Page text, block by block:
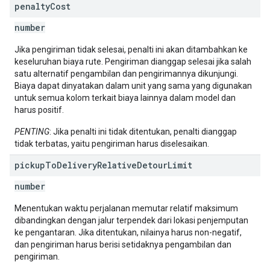
penaltyCost
number
Jika pengiriman tidak selesai, penalti ini akan ditambahkan ke
keseluruhan biaya rute. Pengiriman dianggap selesai jika salah
satu alternatif pengambilan dan pengirimannya dikunjungi.
Biaya dapat dinyatakan dalam unit yang sama yang digunakan
untuk semua kolom terkait biaya lainnya dalam model dan
harus positif.
PENTING: Jika penalti ini tidak ditentukan, penalti dianggap
tidak terbatas, yaitu pengiriman harus diselesaikan.
pickupToDeliveryRelativeDetourLimit
number
Menentukan waktu perjalanan memutar relatif maksimum
dibandingkan dengan jalur terpendek dari lokasi penjemputan
ke pengantaran. Jika ditentukan, nilainya harus non-negatif,
dan pengiriman harus berisi setidaknya pengambilan dan
pengiriman.